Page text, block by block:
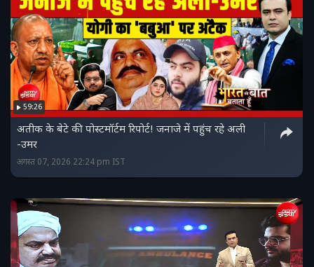
59:26
अतीक के बेटे की पोस्टमॉर्टम रिपोर्ट! जनाजे में पहुंच रहे अली
-उमर
अगस्त 07, 2026 22:24 pm IST